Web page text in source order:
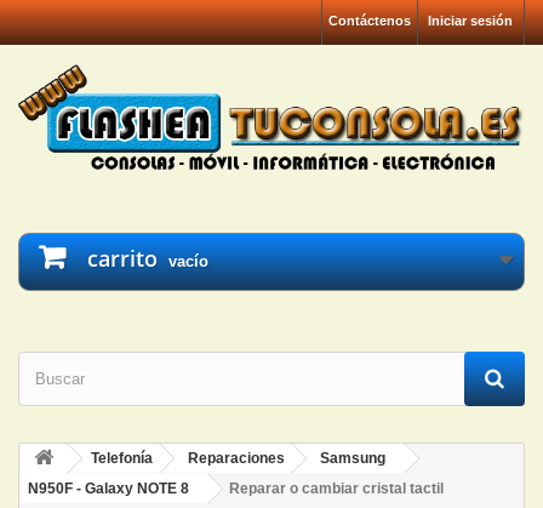
Iniciar sesión
Contáctenos
carrito vacío
Telefonía Reparaciones
Samsung
N950F - Galaxy NOTE 8
Reparar o cambiar cristal tactil